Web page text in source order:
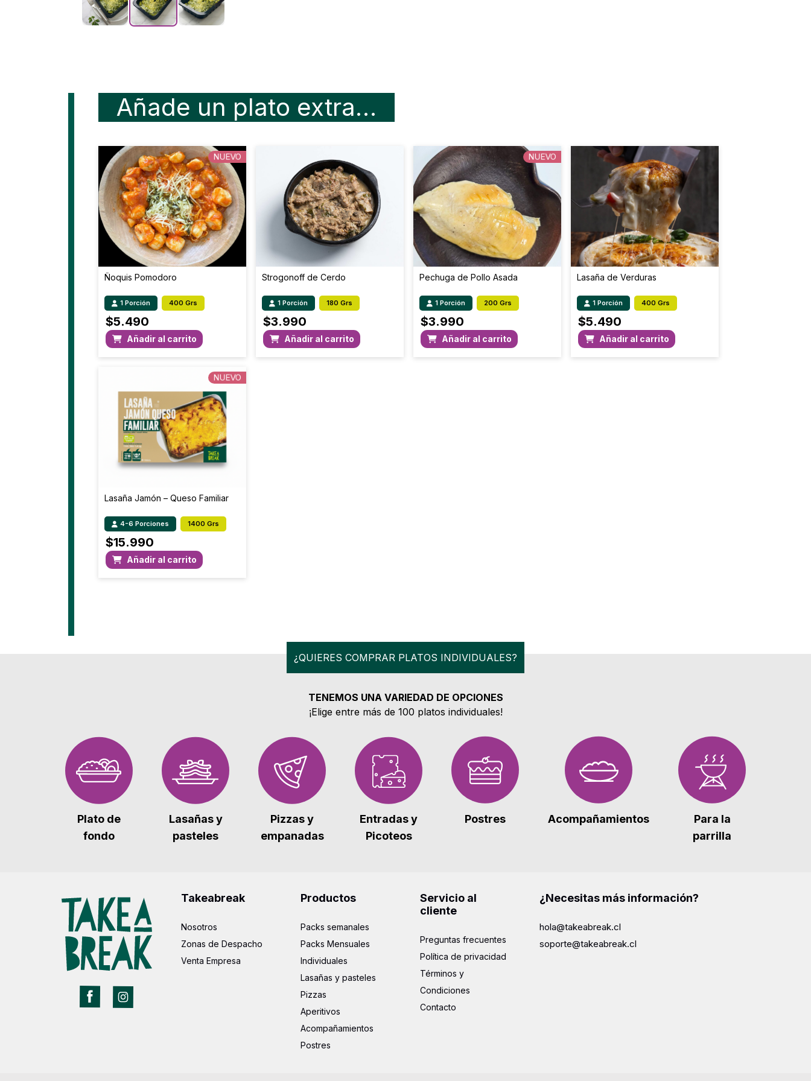
Añade un plato extra…
NUEVO
Ñoquis Pomodoro
1 Porción 400 Grs
$5.490
Añadir al carrito
Strogonoff de Cerdo
1 Porción 180 Grs
$3.990
Añadir al carrito
NUEVO
Pechuga de Pollo Asada
1 Porción 200 Grs
$3.990
Añadir al carrito
Lasaña de Verduras
1 Porción 400 Grs
$5.490
Añadir al carrito
NUEVO
Lasaña Jamón – Queso Familiar
4-6 Porciones 1400 Grs
$15.990
Añadir al carrito
¿QUIERES COMPRAR PLATOS INDIVIDUALES?
TENEMOS UNA VARIEDAD DE OPCIONES
¡Elige entre más de 100 platos individuales!
Plato de
fondo
Lasañas y
pasteles
Pizzas y
empanadas
Entradas y
Picoteos
Postres Acompañamientos
Para la
parrilla
Takeabreak
Nosotros
Zonas de Despacho
Venta Empresa
Productos
Packs semanales
Packs Mensuales
Individuales
Lasañas y pasteles
Pizzas
Aperitivos
Acompañamientos
Postres
Servicio al
cliente
Preguntas frecuentes
Política de privacidad
Términos y
Condiciones
Contacto
¿Necesitas más información?
hola@takeabreak.cl
soporte@takeabreak.cl